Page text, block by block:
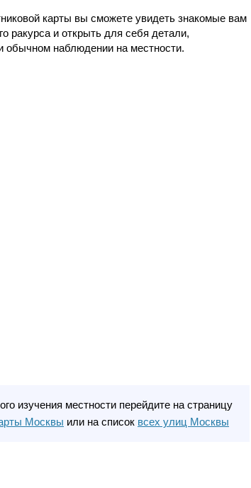
карты вы сможете увидеть знакомые вам
ракурса и открыть для себя детали,
обычном наблюдении на местности.
изучения местности перейдите на страницу
Москвы или на список всех улиц Москвы